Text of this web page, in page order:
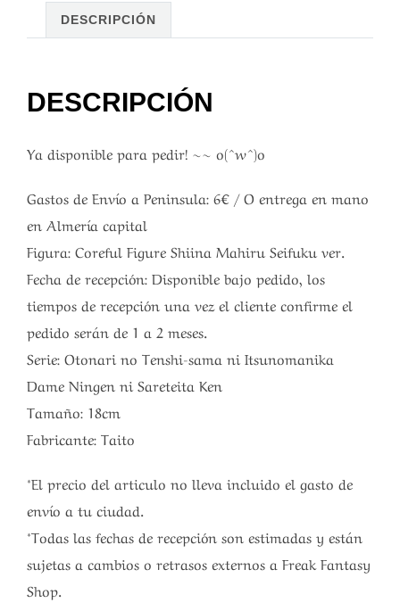
DESCRIPCIÓN
DESCRIPCIÓN
Ya disponible para pedir! ~~ o(^w^)o
Gastos de Envío a Peninsula: 6€ / O entrega en mano
en Almería capital
Figura: Coreful Figure Shiina Mahiru Seifuku ver.
Fecha de recepción: Disponible bajo pedido, los
tiempos de recepción una vez el cliente confirme el
pedido serán de 1 a 2 meses.
Serie: Otonari no Tenshi-sama ni Itsunomanika
Dame Ningen ni Sareteita Ken
Tamaño: 18cm
Fabricante: Taito
*El precio del articulo no lleva incluido el gasto de
envío a tu ciudad.
*Todas las fechas de recepción son estimadas y están
sujetas a cambios o retrasos externos a Freak Fantasy
Shop.